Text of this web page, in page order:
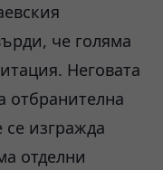
че голяма
Неговата
отбранителна
изгражда
отделни